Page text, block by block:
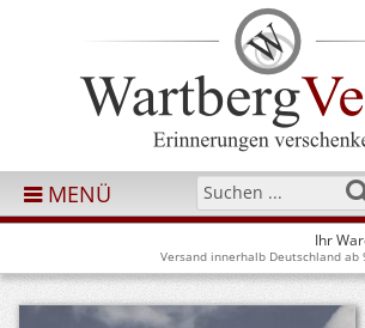
MENÜ
Ihr
Versand innerhalb Deutschland ab